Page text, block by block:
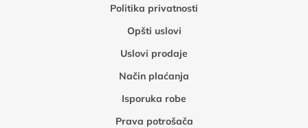
Politika privatnosti
Opšti uslovi
Uslovi prodaje
Način plaćanja
Isporuka robe
Prava potrošača